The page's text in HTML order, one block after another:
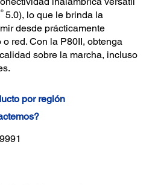
®5.0), lo que le brinda la
desde prácticamente
red. Con la P80II, obtenga
sobre la marcha, incluso
por región